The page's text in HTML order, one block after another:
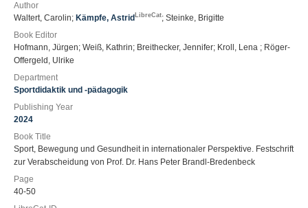
Author
Waltert, Carolin; Kämpfe, Astrid LibreCat; Steinke, Brigitte
Book Editor
Hofmann, Jürgen; Weiß, Kathrin; Breithecker, Jennifer; Kroll, Lena ; Röger-
Offergeld, Ulrike
Department
Sportdidaktik und -pädagogik
Publishing Year
2024
Book Title
Sport, Bewegung und Gesundheit in internationaler Perspektive. Festschrift
zur Verabscheidung von Prof. Dr. Hans Peter Brandl-Bredenbeck
Page
40-50